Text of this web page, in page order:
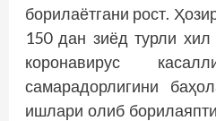
борилаётгани рост.
150 дан зиёд турли
коронавирус
самарадорлигини
ишлари олиб